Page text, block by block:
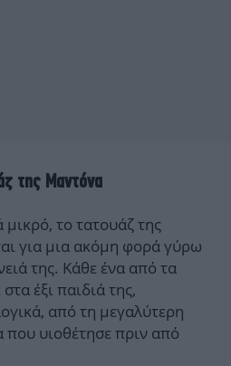
της Μαντόνα
μικρό, το τατουάζ της
για μια ακόμη φορά γύρω
της. Κάθε ένα από τα
έξι παιδιά της,
από τη μεγαλύτερη
υιοθέτησε πριν από